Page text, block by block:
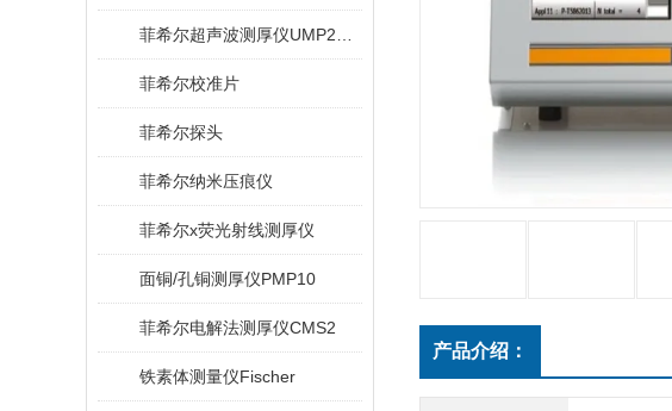
菲希尔校准片
菲希尔探头
菲希尔纳米压痕仪
菲希尔x荧光射线测厚仪
面铜/孔铜测厚仪PMP10
菲希尔电解法测厚仪CMS2
铁素体测量仪Fischer
产品介绍：